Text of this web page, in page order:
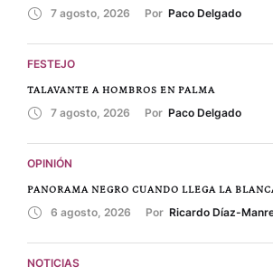
7 agosto, 2026 Por Paco Delgado
FESTEJO
TALAVANTE A HOMBROS EN PALMA
7 agosto, 2026 Por Paco Delgado
OPINIÓN
PANORAMA NEGRO CUANDO LLEGA LA
6 agosto, 2026 Por Ricardo Díaz-
NOTICIAS